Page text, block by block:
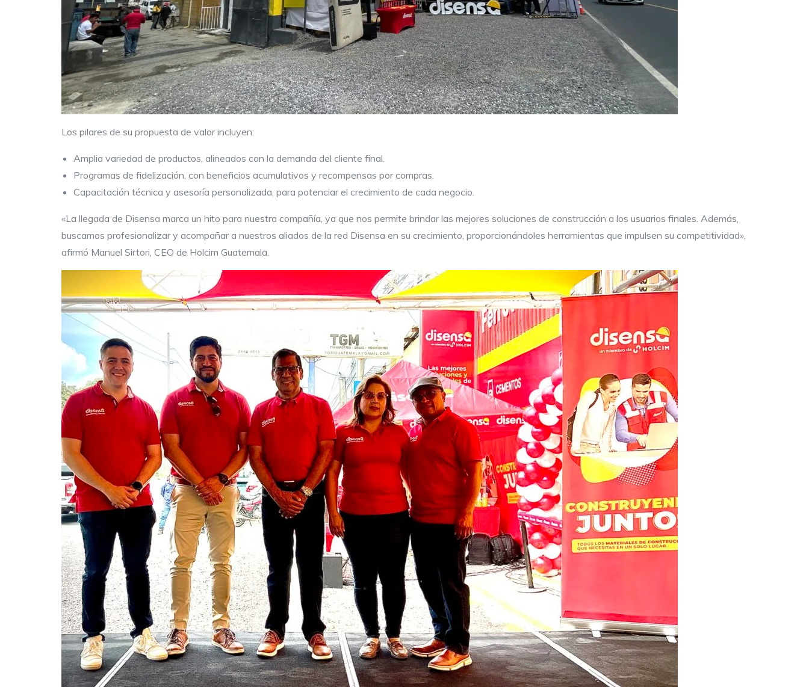
Los pilares de su propuesta de valor incluyen:
Amplia variedad de productos, alineados con la demanda del cliente final.
Programas de fidelización, con beneficios acumulativos y recompensas por compras.
Capacitación técnica y asesoría personalizada, para potenciar el crecimiento de cada negocio.
«La llegada de Disensa marca un hito para nuestra compañía, ya que nos permite brindar las mejores soluciones de construcción a los usuarios finales. Además,
buscamos profesionalizar y acompañar a nuestros aliados de la red Disensa en su crecimiento, proporcionándoles herramientas que impulsen su competitividad»,
afirmó Manuel Sirtori, CEO de Holcim Guatemala.